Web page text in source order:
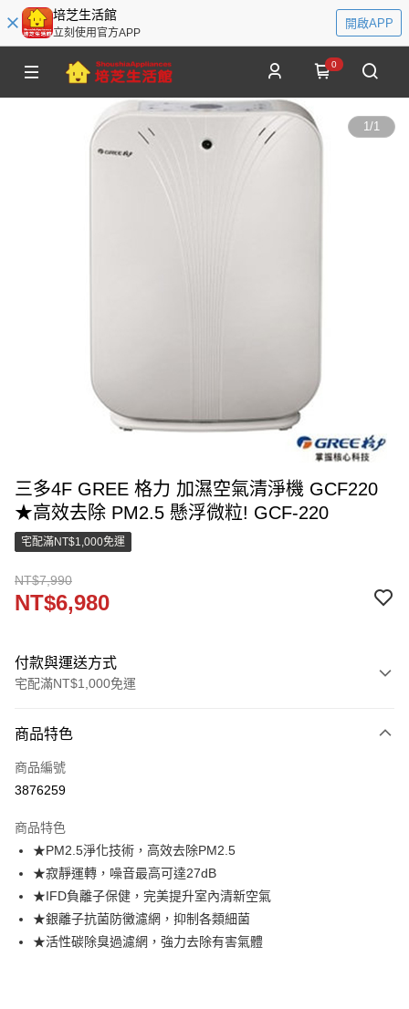
培芝生活館
立刻使用官方APP
開啟APP
0
1/1
三多4F GREE 格力 加濕空氣清淨機 GCF220
★高效去除 PM2.5 懸浮微粒! GCF-220
宅配滿NT$1,000免運
NT$7,990
NT$6,980
付款與運送方式
宅配滿NT$1,000免運
信用卡一次付款
LINE Pay
悠遊付
運送方式
宅配
每筆NT$100，滿NT$1,000(含以上)免運費
商品特色
商品編號
3876259
商品特色
★PM2.5淨化技術，高效去除PM2.5
★寂靜運轉，噪音最高可達27dB
★IFD負離子保健，完美提升室內清新空氣
★銀離子抗菌防黴濾網，抑制各類細菌
★活性碳除臭過濾網，強力去除有害氣體